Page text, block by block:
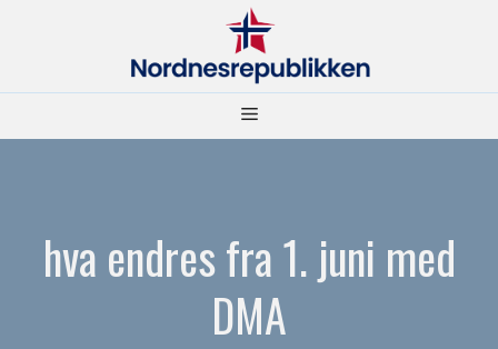
Meny
hva endres fra 1. juni med
DMA